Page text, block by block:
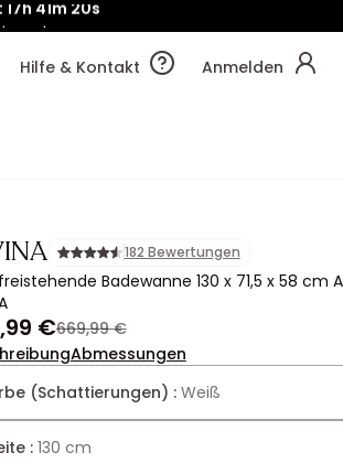
Hilfe & Kontakt
Anmelden
182 Bewertungen
Badewanne 130 x 71,5 x 58 cm
€669,99 €
Abmessungen
(Schattierungen) : Weiß
: 130 cm